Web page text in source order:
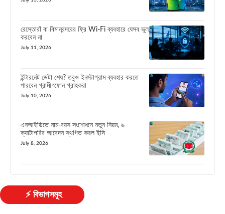
রেস্তোরাঁ বা বিমানবন্দরের ফ্রি Wi-Fi ব্যবহারে যেসব ভুল
করবেন না
July 11, 2026
ইন্টারনেট ডেটা শেষ? তবুও ইনস্টাগ্রাম ব্যবহার করতে
পারবেন গ্রামীণফোন গ্রাহকরা
July 10, 2026
এনআইডিতে নাম-বয়স সংশোধনে নতুন নিয়ম, ৬
ক্যাটাগরির আবেদন স্থগিত করল ইসি
July 8, 2026
⚡ বিভাগসমূহ